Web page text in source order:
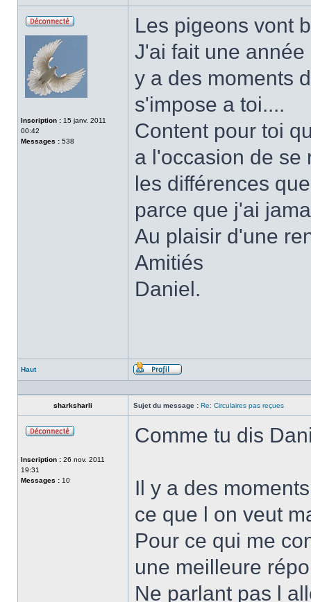
Inscription : 15 janv. 2011
00:42
Messages : 538
Les pigeons vont
J'ai fait une
y a des moments
s'impose a toi....
Content pour toi
a l'occasion de se
les différences
parce que j'ai
Au plaisir d'une
Amitiés
Daniel.
Haut
Profil
sharksharli Sujet du message : Re: Circulaires pas reçues
Inscription : 26 nov. 2011
19:31
Messages : 10
Comme tu dis
Il y a des
ce que l on veut
Pour ce qui me
une meilleure
Ne parlant pas l